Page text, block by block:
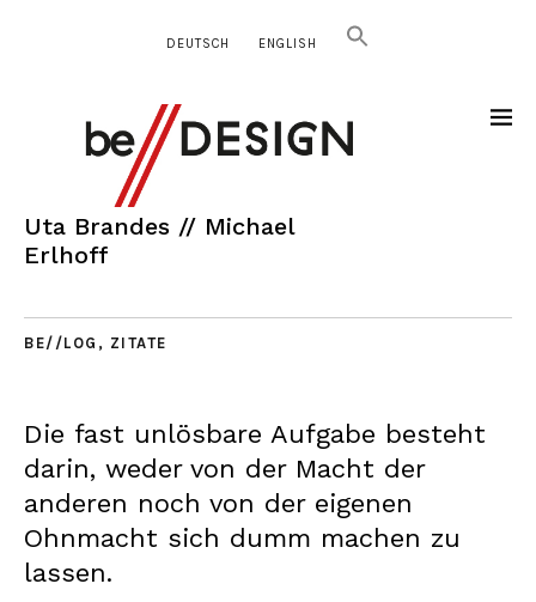
DEUTSCH ENGLISH
Uta Brandes // Michael
Erlhoff
BE//LOG , ZITATE
Die fast unlösbare Aufgabe besteht
darin, weder von der Macht der
anderen noch von der eigenen
Ohnmacht sich dumm machen zu
lassen.